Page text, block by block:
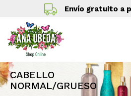
Envío gratuito a
CABELLO
NORMAL/GRUESO